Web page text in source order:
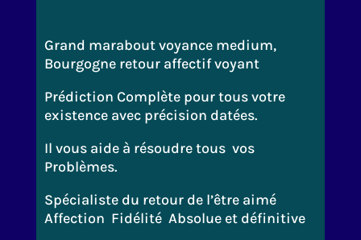
Grand marabout voyance medium,
Bourgogne retour affectif voyant
Prédiction Complète pour tous votre
existence avec précision datées.
Il vous aide à résoudre tous vos
Problèmes.
Spécialiste du retour de l’être aimé
Affection Fidélité Absolue et définitive